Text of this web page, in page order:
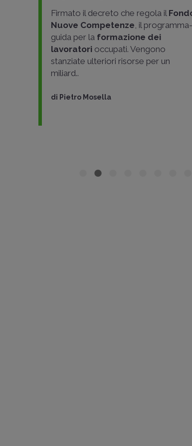
Firmato il decreto che regola il
Nuove Competenze , il programma-
guida per la formazione dei
lavoratori occupati. Vengono
stanziate ulteriori risorse per un
miliard..
di Pietro Mosella